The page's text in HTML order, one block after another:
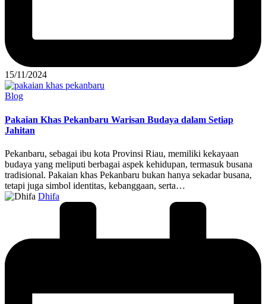
15/11/2024
Posted
Blog
Pakaian Khas Pekanbaru Warisan Budaya dalam Setiap
Jahitan
Pekanbaru, sebagai ibu kota Provinsi Riau, memiliki kekayaan
budaya yang meliputi berbagai aspek kehidupan, termasuk busana
tradisional. Pakaian khas Pekanbaru bukan hanya sekadar busana,
tetapi juga simbol identitas, kebanggaan, serta…
Posted
Dhifa